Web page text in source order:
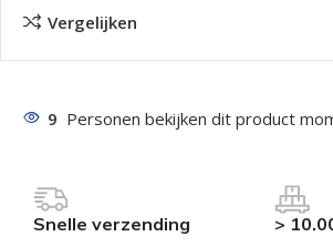
Vergelijken
9 Personen bekijken dit product
Snelle verzending >